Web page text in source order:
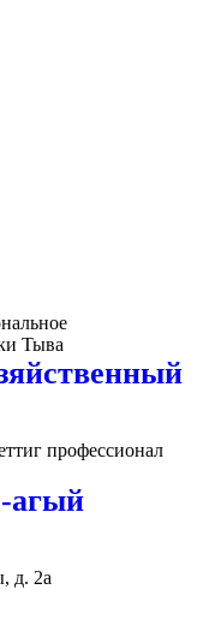
Тыва
профессионал
агый
д. 2а